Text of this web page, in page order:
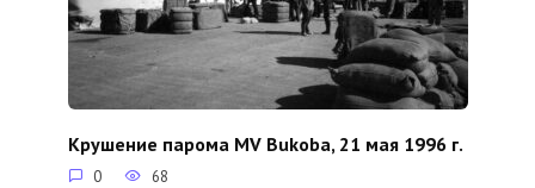
Крушение парома MV Bukoba, 21 мая 1996 г.
0 68